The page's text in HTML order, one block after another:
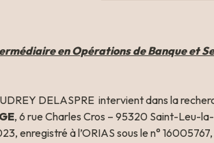
en Opérations de Banque et
DELASPRE  intervient dans la
, 6 rue Charles Cros – 95320 Saint-Leu-
enregistré à l’ORIAS sous le n°